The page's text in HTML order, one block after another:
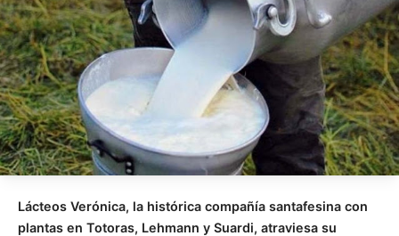
Lácteos Verónica, la histórica compañía santafesina con
plantas en Totoras, Lehmann y Suardi, atraviesa su